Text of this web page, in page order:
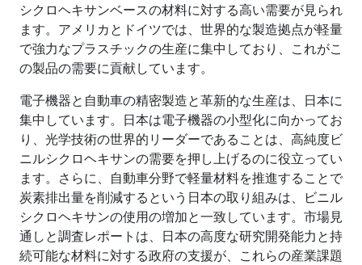
シクロヘキサンベースの材料に対する高い需要が見られ
ます。アメリカとドイツでは、世界的な製造拠点が軽量
で強力なプラスチックの生産に集中しており、これがこ
の製品の需要に貢献しています。
電子機器と自動車の精密製造と革新的な生産は、日本に
集中しています。日本は電子機器の小型化に向かってお
り、光学技術の世界的リーダーであることは、高純度ビ
ニルシクロヘキサンの需要を押し上げるのに役立ってい
ます。さらに、自動車分野で軽量材料を推進することで
炭素排出量を削減するという日本の取り組みは、ビニル
シクロヘキサンの使用の増加と一致しています。市場見
通しと調査レポートは、日本の高度な研究開発能力と持
続可能な材料に対する政府の支援が、これらの産業課題